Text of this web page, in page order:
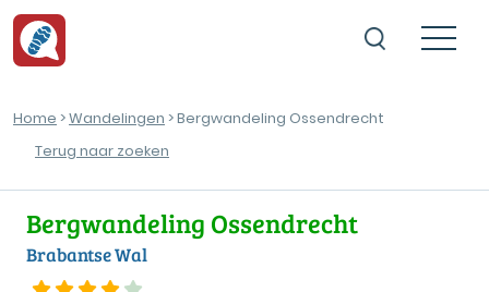
Home >Wandelingen > Bergwandeling Ossendrecht
Terug naar zoeken
Bergwandeling Ossendrecht
Brabantse Wal